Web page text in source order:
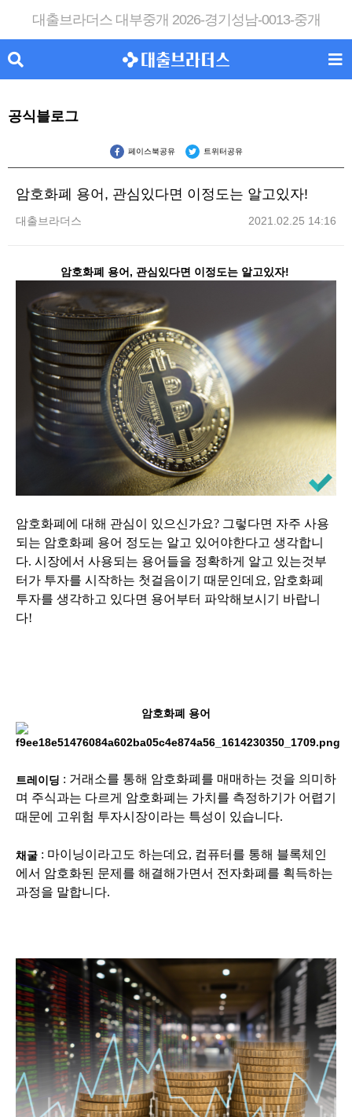
대출브라더스 대부중개 2026-경기성남-0013-중개
공식블로그
페이스북공유 트위터공유
암호화폐 용어, 관심있다면 이정도는 알고있자!
대출브라더스 2021.02.25 14:16
암호화폐 용어, 관심있다면 이정도는 알고있자!
암호화폐에 대해 관심이 있으신가요? 그렇다면 자주 사용
되는 암호화폐 용어 정도는 알고 있어야한다고 생각합니
다. 시장에서 사용되는 용어들을 정확하게 알고 있는것부
터가 투자를 시작하는 첫걸음이기 때문인데요, 암호화폐
투자를 생각하고 있다면 용어부터 파악해보시기 바랍니
다!
암호화폐 용어
트레이딩 : 거래소를 통해 암호화폐를 매매하는 것을 의미하
며 주식과는 다르게 암호화폐는 가치를 측정하기가 어렵기
때문에 고위험 투자시장이라는 특성이 있습니다.
채굴 : 마이닝이라고도 하는데요, 컴퓨터를 통해 블록체인
에서 암호화된 문제를 해결해가면서 전자화폐를 획득하는
과정을 말합니다.